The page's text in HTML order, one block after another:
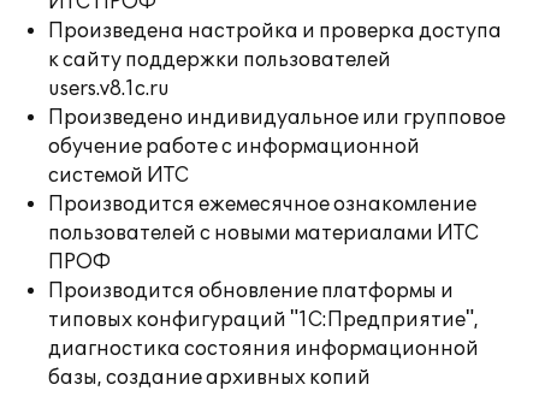
Произведена настройка и проверка доступа
к сайту поддержки пользователей
users.v8.1c.ru
Произведено индивидуальное или групповое
обучение работе с информационной
системой ИТС
Производится ежемесячное ознакомление
пользователей с новыми материалами ИТС
ПРОФ
Производится обновление платформы и
типовых конфигураций "1С:Предприятие",
диагностика состояния информационной
базы, создание архивных копий